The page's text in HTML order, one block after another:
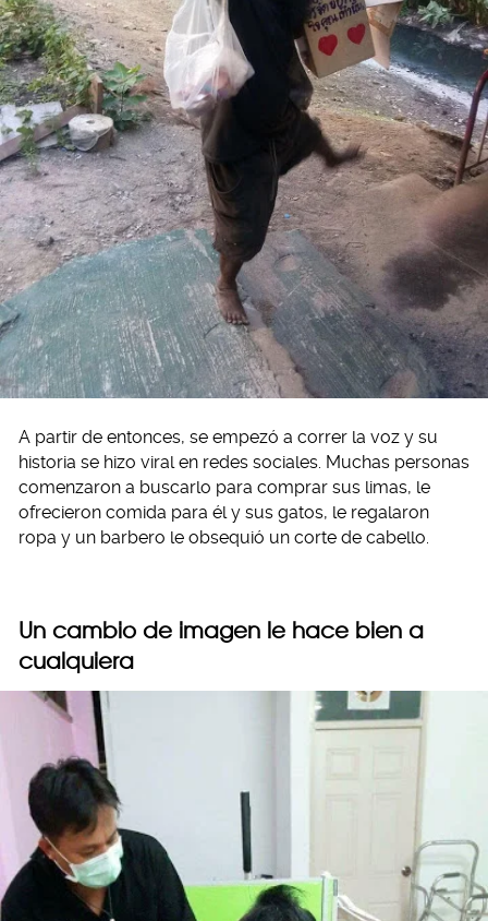
A partir de entonces, se empezó a correr la voz y su
historia se hizo viral en redes sociales. Muchas personas
comenzaron a buscarlo para comprar sus limas, le
ofrecieron comida para él y sus gatos, le regalaron
ropa y un barbero le obsequió un corte de cabello.
Un cambio de imagen le hace bien a
cualquiera